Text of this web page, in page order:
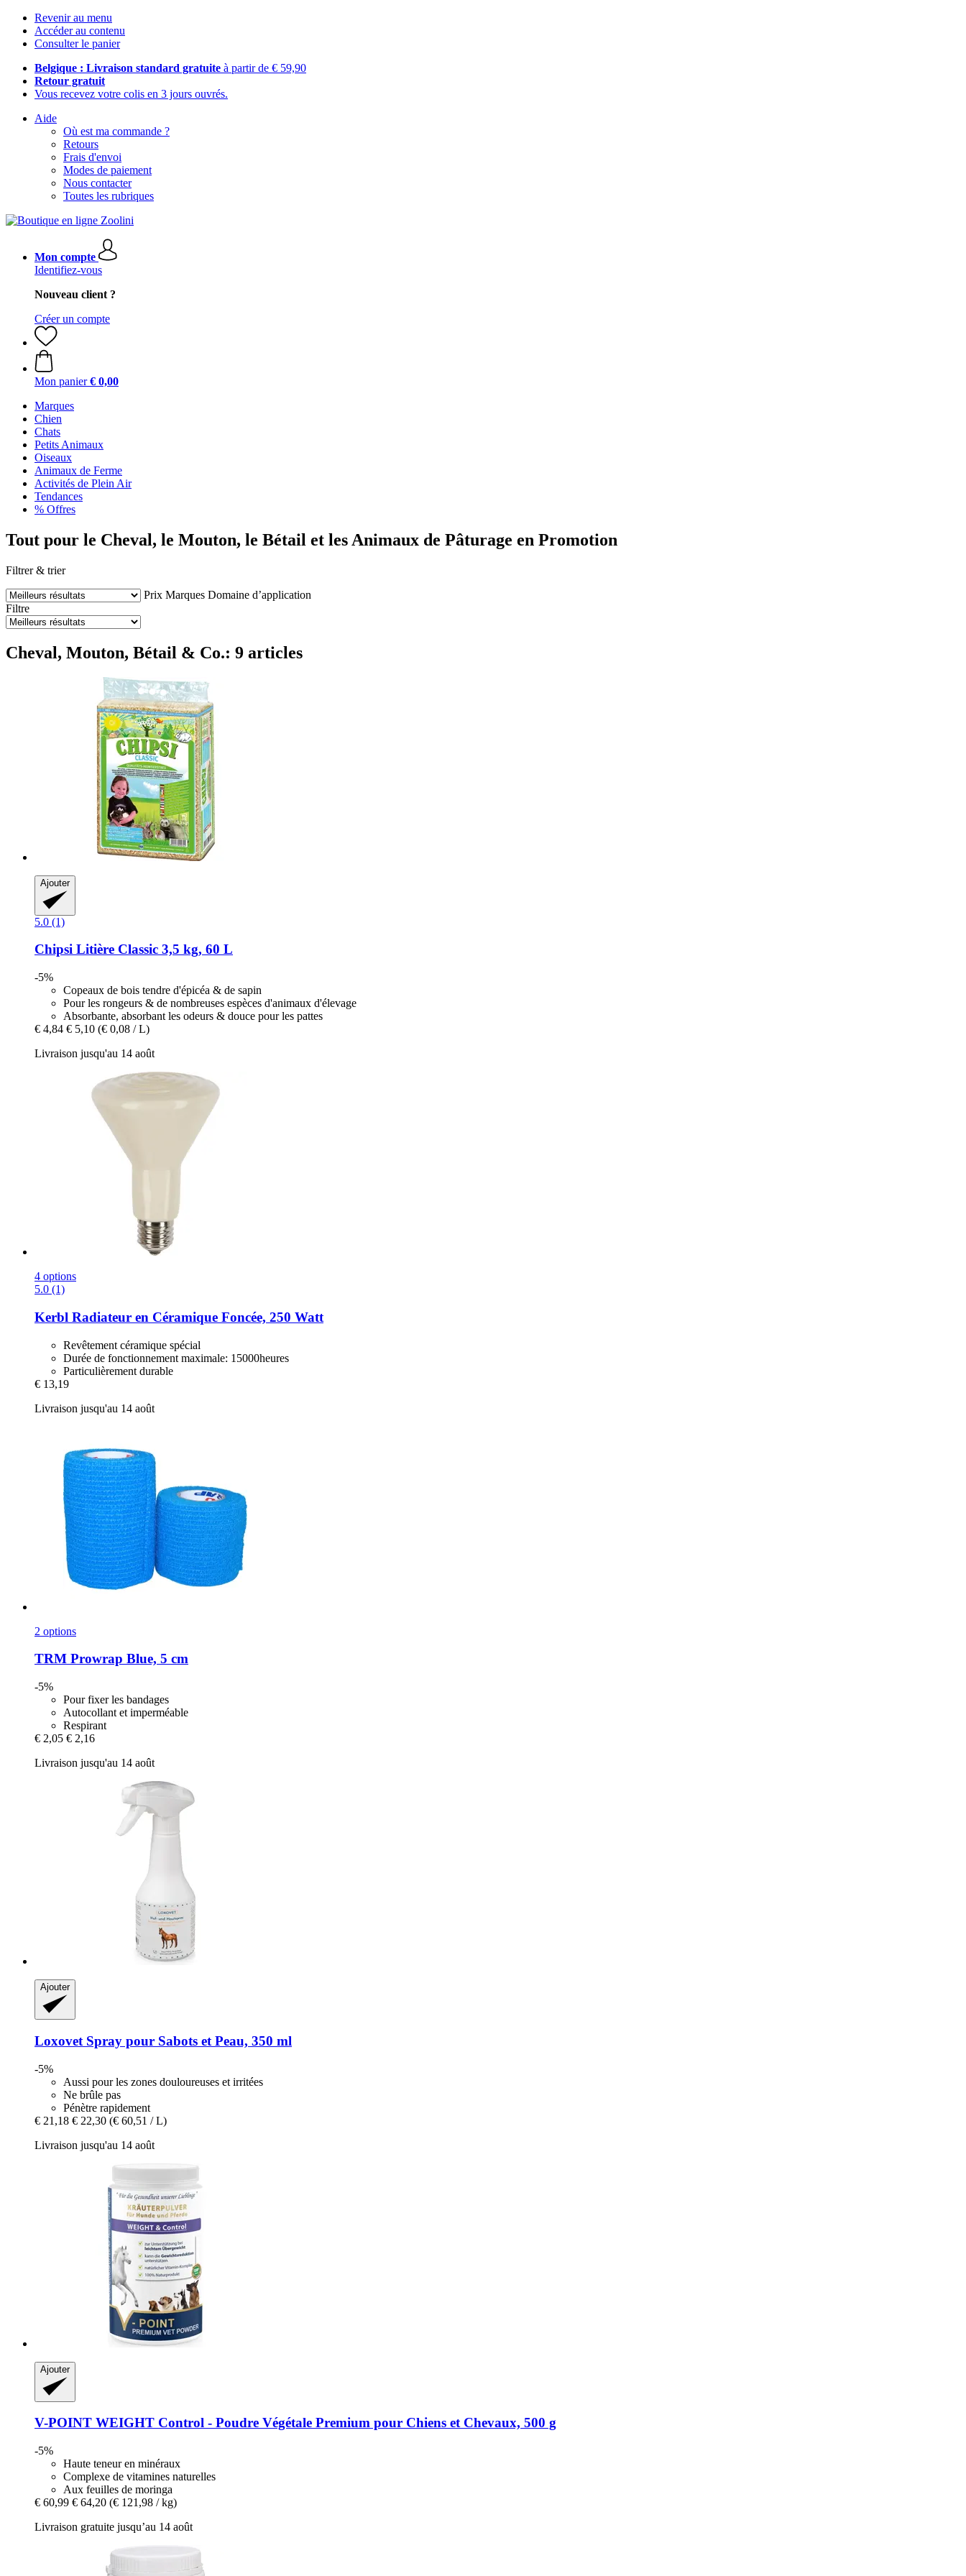
Revenir au menu
Accéder au contenu
Consulter le panier
Belgique : Livraison standard gratuite à partir de € 59,90
Retour gratuit
Vous recevez votre colis en 3 jours ouvrés.
Aide
Où est ma commande ?
Retours
Frais d'envoi
Modes de paiement
Nous contacter
Toutes les rubriques
Mon compte
Identifiez-vous
Nouveau client ?
Créer un compte
Mon panier € 0,00
Marques
Chien
Chats
Petits Animaux
Oiseaux
Animaux de Ferme
Activités de Plein Air
Tendances
% Offres
Tout pour le Cheval, le Mouton, le Bétail et les Animaux de Pâturage en Promotion
Filtrer & trier
Prix Marques Domaine d’application
Filtre
Cheval, Mouton, Bétail & Co.: 9 articles
Ajouter
5.0 (1)
Chipsi Litière Classic 3,5 kg, 60 L
-5%
Copeaux de bois tendre d'épicéa & de sapin
Pour les rongeurs & de nombreuses espèces d'animaux d'élevage
Absorbante, absorbant les odeurs & douce pour les pattes
€ 4,84 € 5,10 (€ 0,08 / L)
Livraison jusqu'au 14 août
4 options
5.0 (1)
Kerbl Radiateur en Céramique Foncée, 250 Watt
Revêtement céramique spécial
Durée de fonctionnement maximale: 15000heures
Particulièrement durable
€ 13,19
Livraison jusqu'au 14 août
2 options
TRM Prowrap Blue, 5 cm
-5%
Pour fixer les bandages
Autocollant et imperméable
Respirant
€ 2,05 € 2,16
Livraison jusqu'au 14 août
Ajouter
Loxovet Spray pour Sabots et Peau, 350 ml
-5%
Aussi pour les zones douloureuses et irritées
Ne brûle pas
Pénètre rapidement
€ 21,18 € 22,30 (€ 60,51 / L)
Livraison jusqu'au 14 août
Ajouter
V-POINT WEIGHT Control -​ Poudre Végétale Premium pour Chiens et Chevaux, 500 g
-5%
Haute teneur en minéraux
Complexe de vitamines naturelles
Aux feuilles de moringa
€ 60,99 € 64,20 (€ 121,98 / kg)
Livraison gratuite jusqu’au 14 août